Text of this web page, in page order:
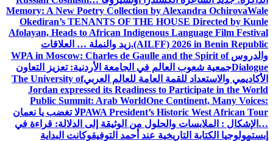
Memory: A New Poetry Collection by Alexandra OchirovaWale
Okediran’s TENANTS OF THE HOUSE Directed by Kunle
Afolayan, Heads to African Indigenous Language Film Festival
(AILFF) 2026 in Benin Republic. زيد والنملة … العلاقات
والدروسWPA in Moscow: Charles de Gaulle and the Spirit of
Dialogueجمعية شعوب العالم في الجامعة الأردنية: تعزيز التعاون
الأكاديمي والاستعداد للقمة العامة للعالم العربيThe University of
Jordan expressed its Readiness to Participate in the World
Public Summit: Arab WorldOne Continent, Many Voices:
PAWA President’s Historic West African Tourلا تغضب يا نعمان
…الإشكال : الملابسات والحلول من الوثيقة إلى الدلالة: قراءة في
إبستمولوجيا الكتابة التاريخية عند أحمد التوفيقوكانت البداية